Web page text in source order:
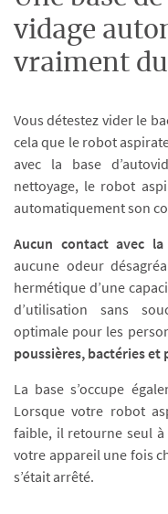
vidage
vraiment
Vous détestez vider le
cela que le robot
avec la base
nettoyage, le robot
automatiquement son
Aucun contact avec
aucune odeur
hermétique d’une
d’utilisation sans
optimale pour les
poussières, bactéries et
La base s’occupe
Lorsque votre robot
faible, il retourne seul
votre appareil une fois
s’était arrêté.